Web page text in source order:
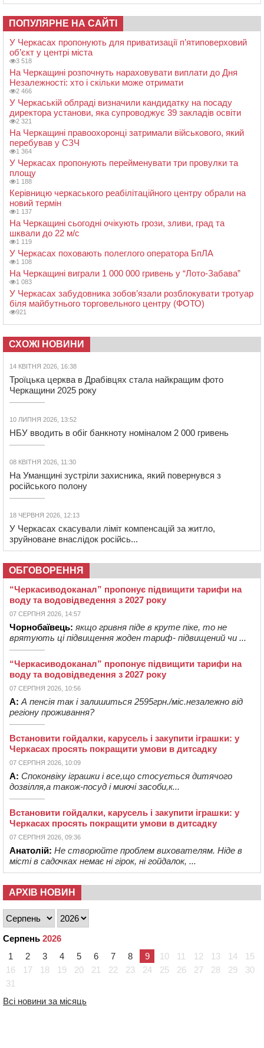
ПОПУЛЯРНЕ НА САЙТІ
У Черкасах пропонують для приватизації п’ятиповерховий
об’єкт у центрі міста
3 518
На Черкащині розпочнуть нараховувати виплати до Дня
Незалежності: хто і скільки може отримати
2 466
У Черкаській облраді визначили кандидатку на посаду
директора установи, яка супроводжує 39 закладів освіти
2 321
На Черкащині правоохоронці затримали військового, який
перебував у СЗЧ
1 364
У Черкасах пропонують перейменувати три провулки та
площу
1 188
Керівницю черкаського реабілітаційного центру обрали на
новий термін
1 137
На Черкащині сьогодні очікують грози, зливи, град та
шквали до 22 м/с
1 119
У Черкасах поховають полеглого оператора БпЛА
1 108
На Черкащині виграли 1 000 000 гривень у “Лото-Забава”
1 083
У Черкасах забудовника зобов’язали розблокувати тротуар
біля майбутнього торговельного центру (ФОТО)
921
СХОЖІ НОВИНИ
14 КВІТНЯ 2026, 16:38
Троїцька церква в Драбівцях стала найкращим фото
Черкащини 2025 року
10 ЛИПНЯ 2026, 13:52
НБУ вводить в обіг банкноту номіналом 2 000 гривень
08 КВІТНЯ 2026, 11:30
На Уманщині зустріли захисника, який повернувся з
російського полону
18 ЧЕРВНЯ 2026, 12:13
У Черкасах скасували ліміт компенсацій за житло,
зруйноване внаслідок російсь...
ОБГОВОРЕННЯ
“Черкасиводоканал” пропонує підвищити тарифи на
воду та водовідведення з 2027 року
07 СЕРПНЯ 2026, 14:57
Чорнобаївець: якщо гривня піде в круте піке, то не
врятують ці підвищення жоден тариф- підвищений чи ...
“Черкасиводоканал” пропонує підвищити тарифи на
воду та водовідведення з 2027 року
07 СЕРПНЯ 2026, 10:56
А: А пенсія так і залишиться 2595грн./міс.незалежно від
регіону проживання?
Встановити гойдалки, карусель і закупити іграшки: у
Черкасах просять покращити умови в дитсадку
07 СЕРПНЯ 2026, 10:09
А: Споконвіку іграшки і все,що стосується дитячого
дозвілля,а також-посуд і миючі засоби,к...
Встановити гойдалки, карусель і закупити іграшки: у
Черкасах просять покращити умови в дитсадку
07 СЕРПНЯ 2026, 09:36
Анатолій: Не створюйте проблем вихователям. Ніде в
місті в садочках немає ні гірок, ні гойдалок, ...
АРХІВ НОВИН
Серпень 2026
1
2 3 4 5 6 7 8 9 10 11 12 13 14
15
16
17 18 19 20 21 22 23 24 25 26 27 28 29
30
31
Всі новини за місяць